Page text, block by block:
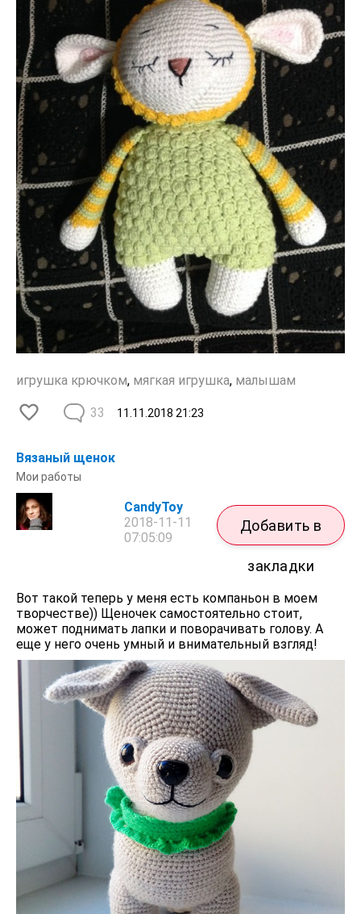
игрушка крючком, мягкая игрушка, малышам
11.11.2018 21:23
33
Вязаный щенок
Мои работы
CandyToy
2018-11-11
07:05:09
Добавить в
закладки
Вот такой теперь у меня есть компаньон в моем
творчестве)) Щеночек самостоятельно стоит,
может поднимать лапки и поворачивать голову. А
еще у него очень умный и внимательный взгляд!